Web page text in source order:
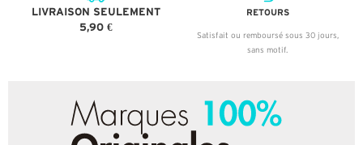
LIVRAISON SEULEMENT
5,90 €
RETOURS
Satisfait ou remboursé sous 30 jours,
sans motif.